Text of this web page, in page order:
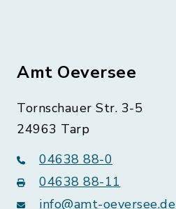
Amt Oeversee
Tornschauer Str. 3-5
24963 Tarp
04638 88-0
04638 88-11
info@amt-oeversee.de